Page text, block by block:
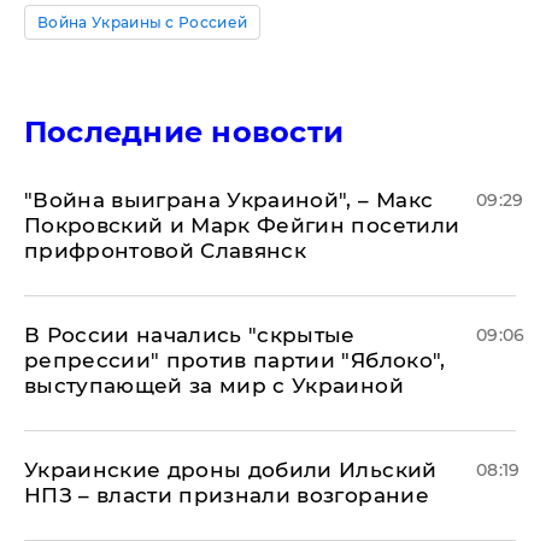
Война Украины с Россией
Последние новости
"Война выиграна Украиной", – Макс
Покровский и Марк Фейгин посетили
прифронтовой Славянск
09:29
В России начались "скрытые
репрессии" против партии "Яблоко",
выступающей за мир с Украиной
09:06
Украинские дроны добили Ильский
НПЗ – власти признали возгорание
08:19